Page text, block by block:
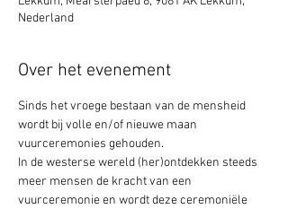
Nederland
Over het evenement
Sinds het vroege bestaan van de mensheid
wordt bij volle en/of nieuwe maan
vuurceremonies gehouden.
In de westerse wereld (her)ontdekken steeds
meer mensen de kracht van een
vuurceremonie en wordt deze ceremoniële